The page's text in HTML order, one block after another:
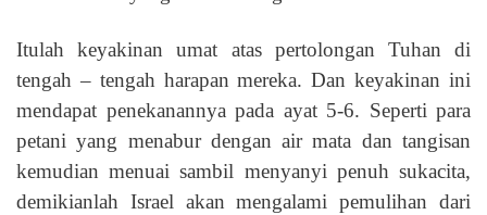
Itulah keyakinan umat atas pertolongan Tuhan di
tengah – tengah harapan mereka. Dan keyakinan ini
mendapat penekanannya pada ayat 5-6. Seperti para
petani yang menabur dengan air mata dan tangisan
kemudian menuai sambil menyanyi penuh sukacita,
demikianlah Israel akan mengalami pemulihan dari